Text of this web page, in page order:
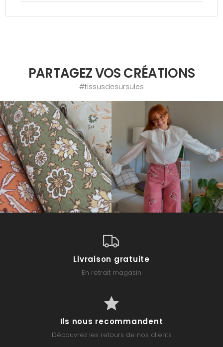
PARTAGEZ VOS CRÉATIONS
#tissusdesursules
Livraison gratuite
En retrait magasin
Ils nous recommandent
Découvrez les retours de nos clients